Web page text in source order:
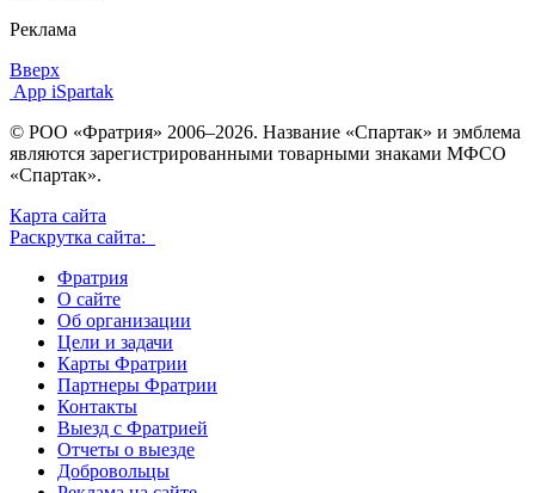
Реклама
Вверх
App iSpartak
© РОО «Фратрия» 2006–2026. Название «Спартак» и эмблема
являются зарегистрированными товарными знаками МФСО
«Спартак».
Карта сайта
Раскрутка сайта:
Фратрия
О сайте
Об организации
Цели и задачи
Карты Фратрии
Партнеры Фратрии
Контакты
Выезд с Фратрией
Отчеты о выезде
Добровольцы